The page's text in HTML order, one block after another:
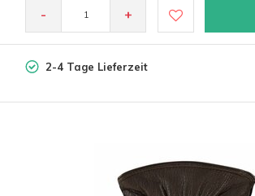
- +
2-4 Tage Lieferzeit